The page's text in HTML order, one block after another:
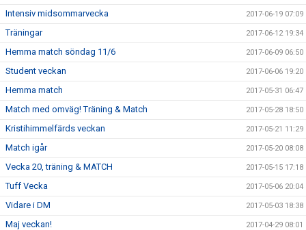
Intensiv midsommarvecka 2017-06-19 07:09
Träningar 2017-06-12 19:34
Hemma match söndag 11/6 2017-06-09 06:50
Student veckan 2017-06-06 19:20
Hemma match 2017-05-31 06:47
Match med omväg! Träning & Match 2017-05-28 18:50
Kristihimmelfärds veckan 2017-05-21 11:29
Match igår 2017-05-20 08:08
Vecka 20, träning & MATCH 2017-05-15 17:18
Tuff Vecka 2017-05-06 20:04
Vidare i DM 2017-05-03 18:38
Maj veckan! 2017-04-29 08:01